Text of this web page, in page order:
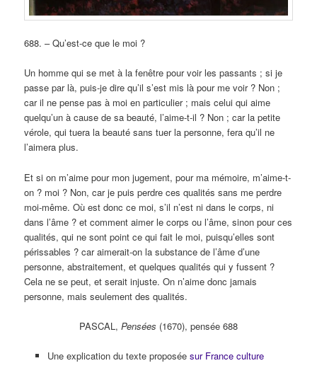
688. – Qu’est-ce que le moi ?
Un homme qui se met à la fenêtre pour voir les passants ; si je
passe par là, puis-je dire qu’il s’est mis là pour me voir ? Non ;
car il ne pense pas à moi en particulier ; mais celui qui aime
quelqu’un à cause de sa beauté, l’aime-t-il ? Non ; car la petite
vérole, qui tuera la beauté sans tuer la personne, fera qu’il ne
l’aimera plus.
Et si on m’aime pour mon jugement, pour ma mémoire, m’aime-t-
on ? moi ? Non, car je puis perdre ces qualités sans me perdre
moi-même. Où est donc ce moi, s’il n’est ni dans le corps, ni
dans l’âme ? et comment aimer le corps ou l’âme, sinon pour ces
qualités, qui ne sont point ce qui fait le moi, puisqu’elles sont
périssables ? car aimerait-on la substance de l’âme d’une
personne, abstraitement, et quelques qualités qui y fussent ?
Cela ne se peut, et serait injuste. On n’aime donc jamais
personne, mais seulement des qualités.
PASCAL, Pensées (1670), pensée 688
Une explication du texte proposée sur France culture